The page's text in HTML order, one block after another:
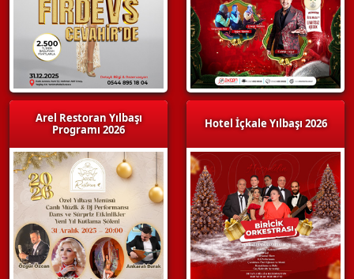
Arel Restoran Yılbaşı
Programı 2026
Hotel İçkale Yılbaşı 2026